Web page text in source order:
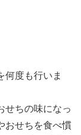
何度も行いま
せちの味になっ
おせちを食べ慣